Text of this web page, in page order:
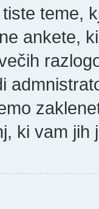
teme,
ankete,
ki vam